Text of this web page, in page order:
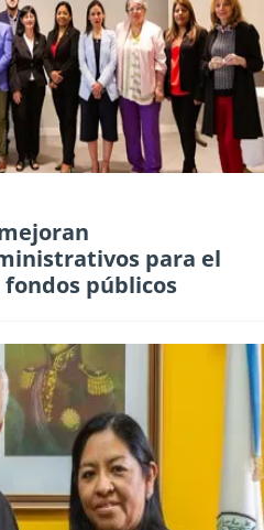
para el
públicos